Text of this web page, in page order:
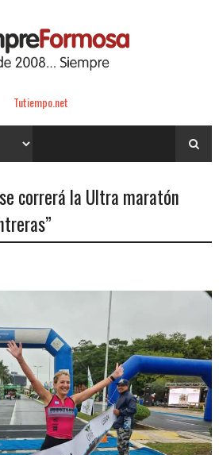
Tutiempo.net
correrá la Ultra maratón